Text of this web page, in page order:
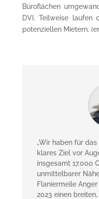
Büroflächen
DVI. Teilweise laufen
potenziellen Mietern.
„Wir haben für
klares Ziel vor
insgesamt 17.000
unmittelbarer
Flaniermeile
2023 einen